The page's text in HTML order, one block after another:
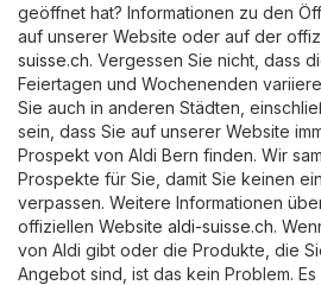
geöffnet hat? Informationen zu den
auf unserer Website oder auf der
suisse.ch. Vergessen Sie nicht, dass
Feiertagen und Wochenenden
Sie auch in anderen Städten,
sein, dass Sie auf unserer Website
Prospekt von Aldi Bern finden. Wir
Prospekte für Sie, damit Sie keinen
verpassen. Weitere Informationen
offiziellen Website aldi-suisse.ch.
von Aldi gibt oder die Produkte, die
Angebot sind, ist das kein Problem.